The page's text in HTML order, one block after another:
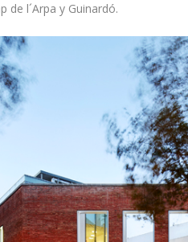
de l´Arpa y Guinardó.